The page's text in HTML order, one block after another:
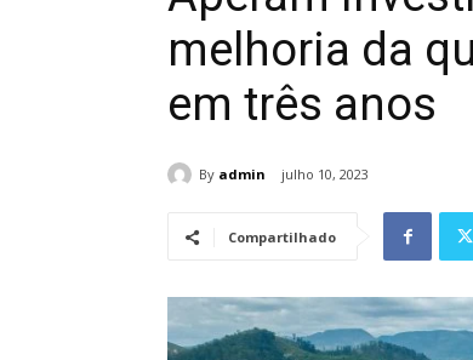
melhoria da
em três anos
By admin julho 10, 2023
Compartilhado